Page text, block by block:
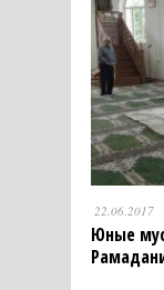
22.06.2017
Юные